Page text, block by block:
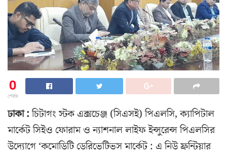
0
শেয়ার
ঢাকা :চিটাগং স্টক এক্সচেঞ্জ (সিএসই) পিএলসি, ক্যাপিটাল
মার্কেট সিইও ফোরাম ও ন্যাশনাল লাইফ ইন্সুরেন্স পিএলসির
উদ্যোগে ‘কমোডিটি ডেরিভেটিভস মার্কেট : এ নিউ ফ্রন্টিয়ার